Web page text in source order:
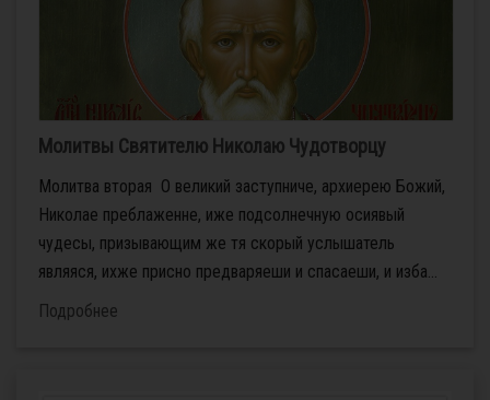
Молитвы Святителю Николаю Чудотворцу
Молитва вторая О великий заступниче, архиерею Божий,
Николае преблаженне, иже подсолнечную осиявый
чудесы, призывающим же тя скорый услышатель
являяся, ихже присно предваряеши и спасаеши, и изба...
Подробнее